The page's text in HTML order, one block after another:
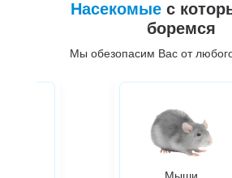
Насекомые с
боремся
Мы обезопасим Вас от